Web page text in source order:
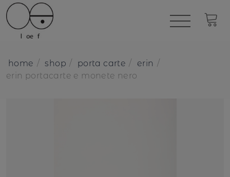
home shop porta carte
erin
erin portacarte e monete nero